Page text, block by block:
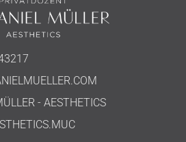
- AESTHETICS